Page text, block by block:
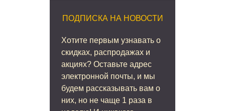
ПОДПИСКА НА НОВОСТИ
Хотите первым узнавать о
скидках, распродажах и
акциях? Оставьте адрес
электронной почты, и мы
будем рассказывать вам о
них, но не чаще 1 раза в